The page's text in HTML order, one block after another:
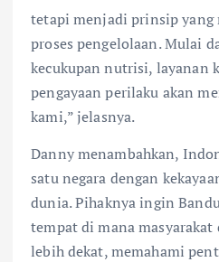
tetapi menjadi prinsip yang
proses pengelolaan. Mulai
kecukupan nutrisi, layanan
pengayaan perilaku akan
kami,” jelasnya.
Danny menambahkan,
satu negara dengan
dunia. Pihaknya ingin
tempat di mana masyarakat
lebih dekat, memahami